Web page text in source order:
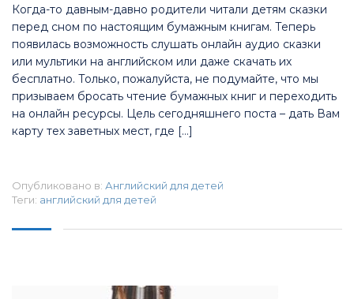
Когда-то давным-давно родители читали детям сказки
перед сном по настоящим бумажным книгам. Теперь
появилась возможность слушать онлайн аудио сказки
или мультики на английском или даже скачать их
бесплатно. Только, пожалуйста, не подумайте, что мы
призываем бросать чтение бумажных книг и переходить
на онлайн ресурсы. Цель сегодняшнего поста – дать Вам
карту тех заветных мест, где […]
Опубликовано в: Английский для детей
Теги: английский для детей